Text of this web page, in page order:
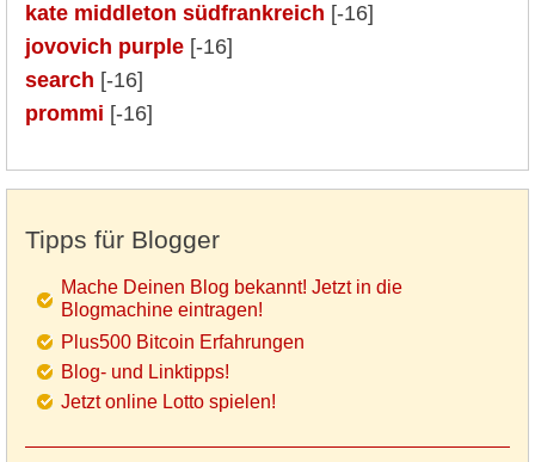
kate middleton südfrankreich [-16]
jovovich purple [-16]
search [-16]
prommi [-16]
Tipps für Blogger
Mache Deinen Blog bekannt! Jetzt in die
Blogmachine eintragen!
Plus500 Bitcoin Erfahrungen
Blog- und Linktipps!
Jetzt online Lotto spielen!